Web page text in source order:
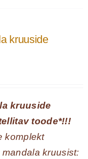
kruuside
kruuside
toode*!!!
komplekt
kruusist: